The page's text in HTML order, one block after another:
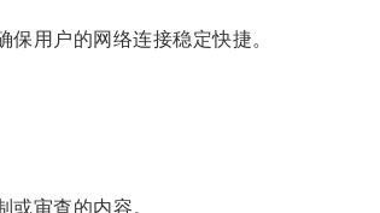
用户的网络连接稳定快捷。
审查的内容。